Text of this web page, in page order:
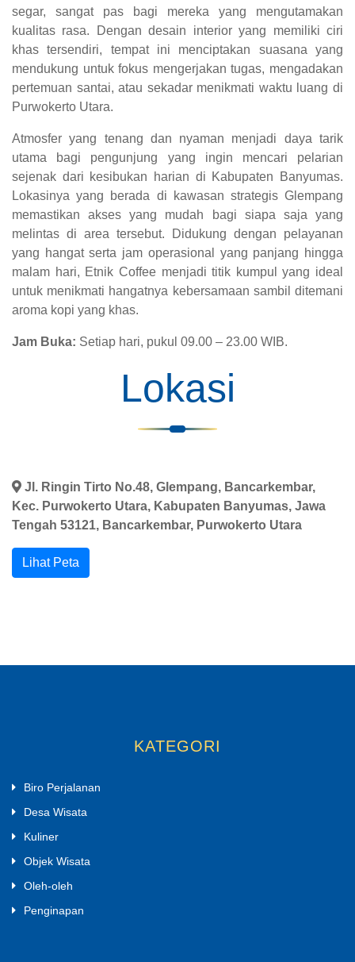
segar, sangat pas bagi mereka yang mengutamakan
kualitas rasa. Dengan desain interior yang memiliki ciri
khas tersendiri, tempat ini menciptakan suasana yang
mendukung untuk fokus mengerjakan tugas, mengadakan
pertemuan santai, atau sekadar menikmati waktu luang di
Purwokerto Utara.
Atmosfer yang tenang dan nyaman menjadi daya tarik
utama bagi pengunjung yang ingin mencari pelarian
sejenak dari kesibukan harian di Kabupaten Banyumas.
Lokasinya yang berada di kawasan strategis Glempang
memastikan akses yang mudah bagi siapa saja yang
melintas di area tersebut. Didukung dengan pelayanan
yang hangat serta jam operasional yang panjang hingga
malam hari, Etnik Coffee menjadi titik kumpul yang ideal
untuk menikmati hangatnya kebersamaan sambil ditemani
aroma kopi yang khas.
Jam Buka: Setiap hari, pukul 09.00 – 23.00 WIB.
Lokasi
Jl. Ringin Tirto No.48, Glempang, Bancarkembar,
Kec. Purwokerto Utara, Kabupaten Banyumas, Jawa
Tengah 53121, Bancarkembar, Purwokerto Utara
Lihat Peta
KATEGORI
Biro Perjalanan
Desa Wisata
Kuliner
Objek Wisata
Oleh-oleh
Penginapan